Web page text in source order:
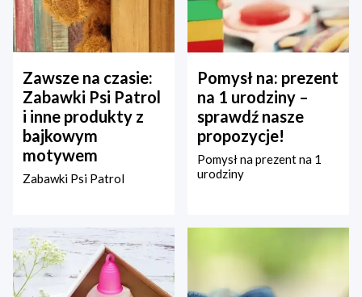
Zawsze na czasie:
Zabawki Psi Patrol
i inne produkty z
bajkowym
motywem
Zabawki Psi Patrol
Pomysł na: prezent
na 1 urodziny –
sprawdź nasze
propozycje!
Pomysł na prezent na 1
urodziny